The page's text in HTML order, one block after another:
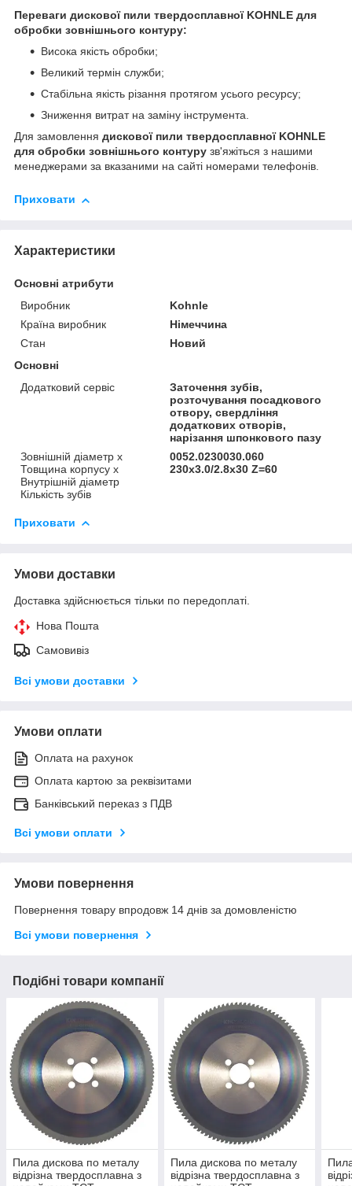
Переваги дискової пили твердосплавної KOHNLE для
обробки зовнішнього контуру:
Висока якість обробки;
Великий термін служби;
Стабільна якість різання протягом усього ресурсу;
Зниження витрат на заміну інструмента.
Для замовлення дискової пили твердосплавної KOHNLE
для обробки зовнішнього контуру зв'яжіться з нашими
менеджерами за вказаними на сайті номерами телефонів.
Приховати
Характеристики
Основні атрибути
Виробник
Kohnle
Країна виробник
Німеччина
Стан
Новий
Основні
Додатковий сервіс
Заточення зубів,
розточування посадкового
отвору, свердління
додаткових отворів,
нарізання шпонкового пазу
Зовнішній діаметр х
Товщина корпусу х
Внутрішній діаметр
Кількість зубів
0052.0230030.060
230х3.0/2.8х30 Z=60
Приховати
Умови доставки
Доставка здійснюється тільки по передоплаті.
Нова Пошта
Самовивіз
Всі умови доставки
Умови оплати
Оплата на рахунок
Оплата картою за реквізитами
Банківський переказ з ПДВ
Всі умови оплати
Умови повернення
Повернення товару впродовж 14 днів за домовленістю
Всі умови повернення
Подібні товари компанії
Пила дискова по металу
відрізна твердосплавна з
Пила дискова по металу
відрізна твердосплавна з